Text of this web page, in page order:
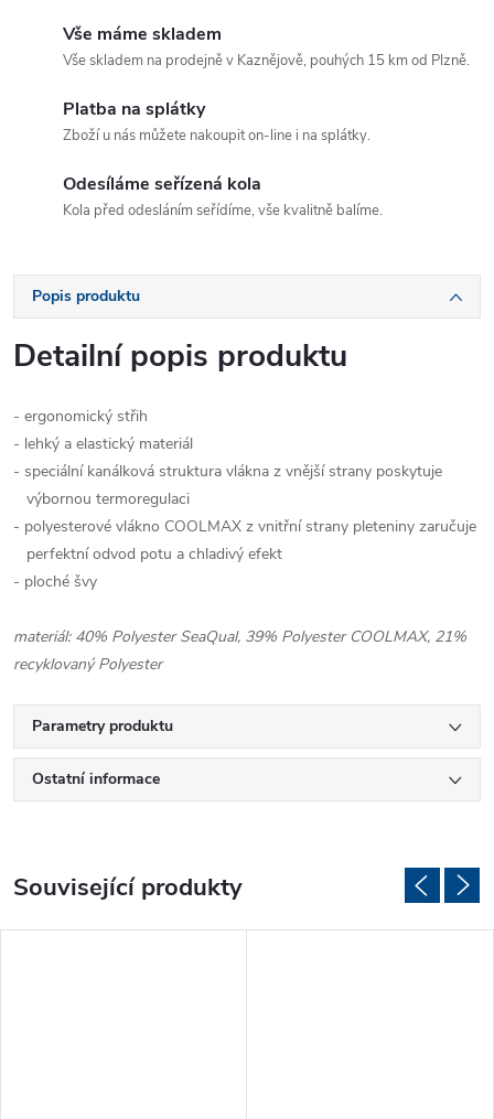
Vše máme skladem
Vše skladem na prodejně v Kaznějově, pouhých 15 km od Plzně.
Platba na splátky
Zboží u nás můžete nakoupit on-line i na splátky.
Odesíláme seřízená kola
Kola před odesláním seřídíme, vše kvalitně balíme.
Popis produktu
Detailní popis produktu
- ergonomický střih
- lehký a elastický materiál
- speciální kanálková struktura vlákna z vnější strany poskytuje
výbornou termoregulaci
- polyesterové vlákno COOLMAX z vnitřní strany pleteniny zaručuje
perfektní odvod potu a chladivý efekt
- ploché švy
materiál: 40% Polyester SeaQual, 39% Polyester COOLMAX, 21%
recyklovaný Polyester
Parametry produktu
Ostatní informace
Související produkty